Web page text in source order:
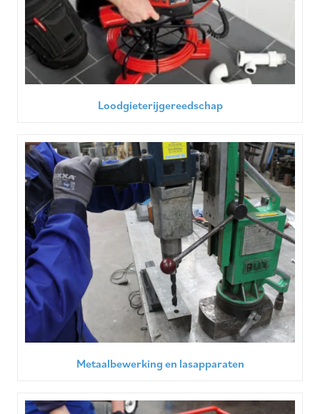
Loodgieterijgereedschap
Metaalbewerking en lasapparaten